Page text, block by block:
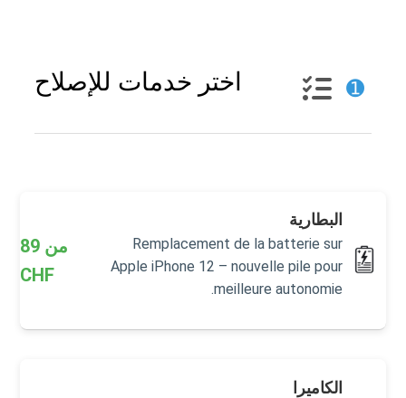
➊ اختر خدمات للإصلاح
البطارية
Remplacement de la batterie sur
Apple iPhone 12 – nouvelle pile pour
meilleure autonomie.
من 89
CHF
الكاميرا